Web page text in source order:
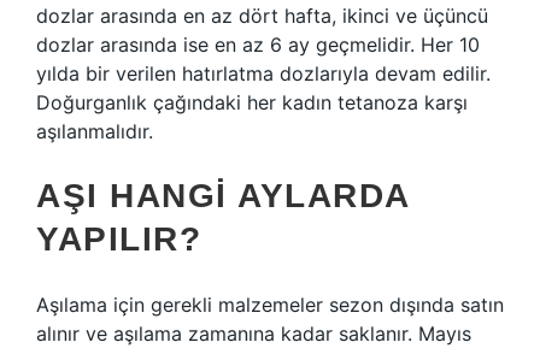
dozlar arasında en az dört hafta, ikinci ve üçüncü
dozlar arasında ise en az 6 ay geçmelidir. Her 10
yılda bir verilen hatırlatma dozlarıyla devam edilir.
Doğurganlık çağındaki her kadın tetanoza karşı
aşılanmalıdır.
AŞI HANGI AYLARDA
YAPILIR?
Aşılama için gerekli malzemeler sezon dışında satın
alınır ve aşılama zamanına kadar saklanır. Mayıs